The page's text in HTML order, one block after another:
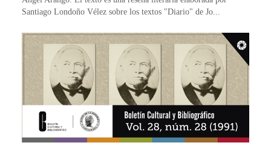
Santiago Londoño Vélez sobre los textos "Diario" de Jo...